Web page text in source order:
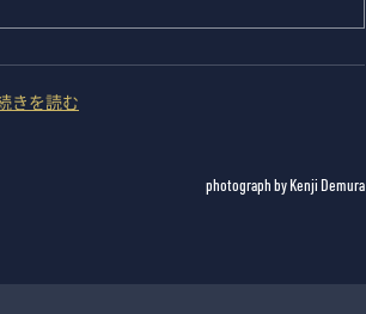
きを読む
photograph by Kenji Demura